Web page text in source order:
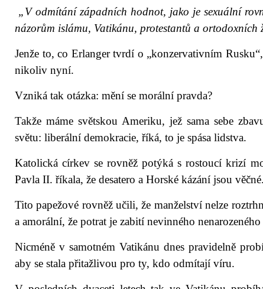
„V odmítání západních hodnot, jako je sexuální
názorům islámu, Vatikánu, protestantů a ortodoxních
Jenže to, co Erlanger tvrdí o „konzervativním
nikoliv nyní.
Vzniká tak otázka: mění se morální pravda?
Takže máme světskou Ameriku, jež sama sebe
světu: liberální demokracie, říká, to je spása lidstva.
Katolická církev se rovněž potýká s rostoucí krizí
Pavla II. říkala, že desatero a Horské kázání jsou věčné.
Tito papežové rovněž učili, že manželství nelze
a amorální, že potrat je zabití nevinného nenarozeného
Nicméně v samotném Vatikánu dnes pravidelně
aby se stala přitažlivou pro ty, kdo odmítají víru.